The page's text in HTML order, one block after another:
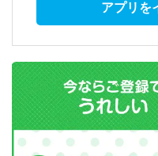
アプリを